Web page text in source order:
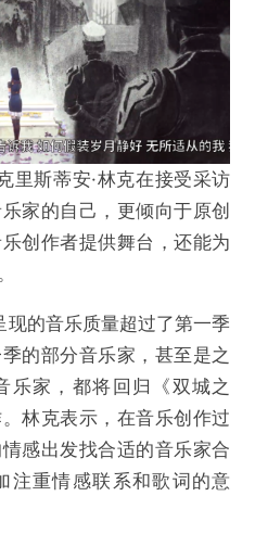
里斯蒂安·林克在接受采访
家的自己，更倾向于原创
创作者提供舞台，还能为
的音乐质量超过了第一季
的部分音乐家，甚至是之
乐家，都将回归《双城之
林克表示，在音乐创作过
感出发找合适的音乐家合
注重情感联系和歌词的意